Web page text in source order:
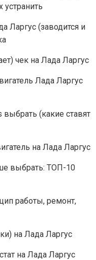
Ларгус (заводится и
чек на Лада Ларгус
Лада Ларгус
выбрать (какие ставят
на Лада Ларгус
выбрать: ТОП-10
работы, ремонт,
на Лада Ларгус
на Лада Ларгус